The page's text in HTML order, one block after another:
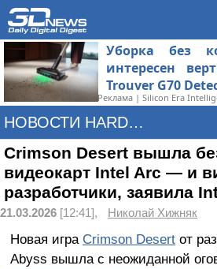
Уборка без
интересен
Trouver G70
Реклама | Silicon Era
НОВОСТИ HARDWARE
Crimson Desert вышла
видеокарт Intel Arc — и
разработчики, заявила
21.03.2026 [12:41], Николай Хижняк
Новая игра Crimson Desertот
Abyss вышла с неожиданной